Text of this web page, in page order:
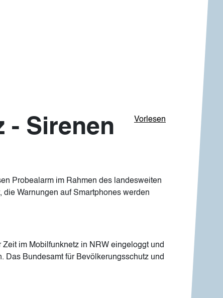
Vorlesen
- Sirenen
Probealarm im Rahmen des landesweiten
Warnungen auf Smartphones werden
im Mobilfunknetz in NRW eingeloggt und
Das Bundesamt für Bevölkerungsschutz und